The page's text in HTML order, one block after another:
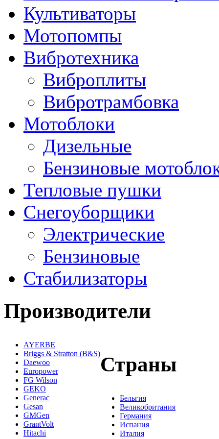
Культиваторы
Мотопомпы
Вибротехника
Виброплиты
Вибротрамбовка
Мотоблоки
Дизельные
Бензиновые
Тепловые пушки
Снегоуборщики
Электрические
Бензиновые
Стабилизаторы
Производители
AYERBE
Briggs & Stratton (B&S)
Daewoo
Europower
FG Wilson
GEKO
Generac
Gesan
GMGen
GrantVolt
Hitachi
Страны
Бельгия
Великобритания
Германия
Испания
Италия